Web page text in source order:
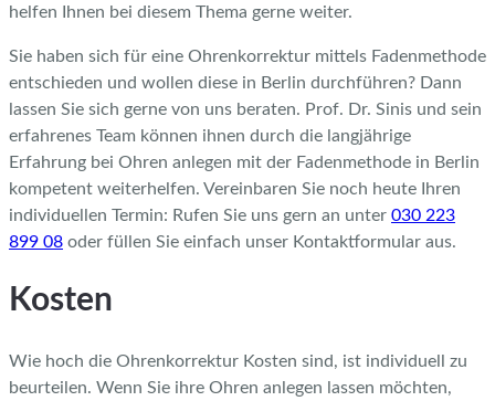
helfen Ihnen bei diesem Thema gerne weiter.
Sie haben sich für eine Ohrenkorrektur mittels Fadenmethode
entschieden und wollen diese in Berlin durchführen? Dann
lassen Sie sich gerne von uns beraten. Prof. Dr. Sinis und sein
erfahrenes Team können ihnen durch die langjährige
Erfahrung bei Ohren anlegen mit der Fadenmethode in Berlin
kompetent weiterhelfen. Vereinbaren Sie noch heute Ihren
individuellen Termin: Rufen Sie uns gern an unter 030 223
899 08 oder füllen Sie einfach unser Kontaktformular aus.
Kosten
Wie hoch die Ohrenkorrektur Kosten sind, ist individuell zu
beurteilen. Wenn Sie ihre Ohren anlegen lassen möchten,